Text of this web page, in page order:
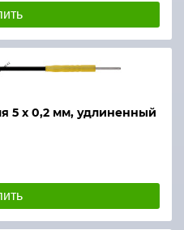
5 х 0,2 мм, удлиненный